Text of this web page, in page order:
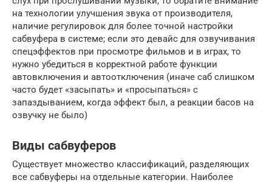
на технологии улучшения звука от производителя,
наличие регулировок для более точной настройки
сабвуфера в системе; если это девайс для озвучивания
спецэффектов при просмотре фильмов и в играх, то
нужно убедиться в корректной работе функции
автовключения и автоотключения (иначе саб слишком
часто будет «засыпать» и «просыпаться» с
запаздыванием, когда эффект был, а реакции басов на
озвучку не было)
Виды сабвуферов
Существует множество классификаций, разделяющих
все сабвуферы на отдельные категории. Наиболее